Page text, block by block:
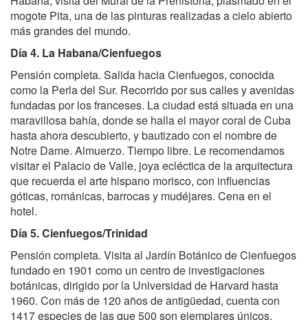
mogote Pita, una de las pinturas realizadas a cielo abierto
más grandes del mundo.
Día 4. La Habana/Cienfuegos
Pensión completa. Salida hacia Cienfuegos, conocida
como la Perla del Sur. Recorrido por sus calles y avenidas
fundadas por los franceses. La ciudad está situada en una
maravillosa bahía, donde se halla el mayor coral de Cuba
hasta ahora descubierto, y bautizado con el nombre de
Notre Dame. Almuerzo. Tiempo libre. Le recomendamos
visitar el Palacio de Valle, joya ecléctica de la arquitectura
que recuerda el arte hispano morisco, con influencias
góticas, románicas, barrocas y mudéjares. Cena en el
hotel.
Día 5. Cienfuegos/Trinidad
Pensión completa. Visita al Jardín Botánico de Cienfuegos
fundado en 1901 como un centro de investigaciones
botánicas, dirigido por la Universidad de Harvard hasta
1960. Con más de 120 años de antigüedad, cuenta con
1417 especies de las que 500 son ejemplares únicos.